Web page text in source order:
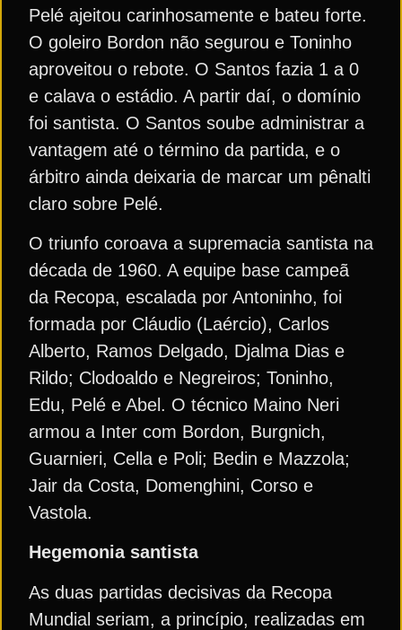
Pelé ajeitou carinhosamente e bateu forte.
O goleiro Bordon não segurou e Toninho
aproveitou o rebote. O Santos fazia 1 a 0
e calava o estádio. A partir daí, o domínio
foi santista. O Santos soube administrar a
vantagem até o término da partida, e o
árbitro ainda deixaria de marcar um pênalti
claro sobre Pelé.
O triunfo coroava a supremacia santista na
década de 1960. A equipe base campeã
da Recopa, escalada por Antoninho, foi
formada por Cláudio (Laércio), Carlos
Alberto, Ramos Delgado, Djalma Dias e
Rildo; Clodoaldo e Negreiros; Toninho,
Edu, Pelé e Abel. O técnico Maino Neri
armou a Inter com Bordon, Burgnich,
Guarnieri, Cella e Poli; Bedin e Mazzola;
Jair da Costa, Domenghini, Corso e
Vastola.
Hegemonia santista
As duas partidas decisivas da Recopa
Mundial seriam, a princípio, realizadas em